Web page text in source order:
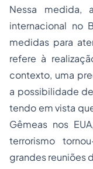
Nessa medida,
internacional no
medidas para
refere à
contexto, uma
a possibilidade
tendo em vista
Gêmeas nos
terrorismo
grandes reuniões